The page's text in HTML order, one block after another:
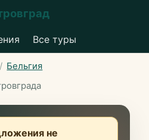
Все туры
Бельгия
не